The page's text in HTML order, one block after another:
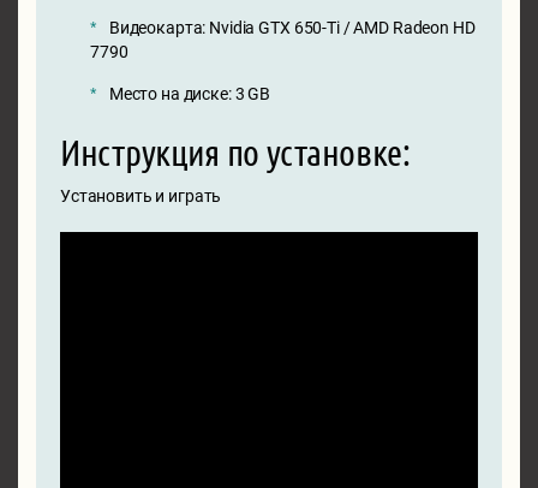
Видеокарта: Nvidia GTX 650-Ti / AMD Radeon HD
7790
Место на диске: 3 GB
Инструкция по установке:
Установить и играть